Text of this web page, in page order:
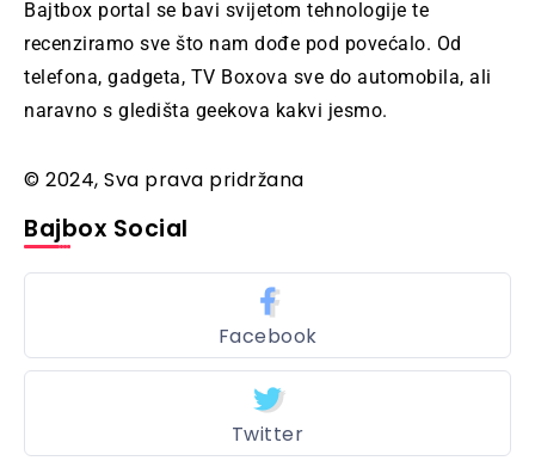
Bajtbox portal se bavi svijetom tehnologije te
recenziramo sve što nam dođe pod povećalo. Od
telefona, gadgeta, TV Boxova sve do automobila, ali
naravno s gledišta geekova kakvi jesmo.
© 2024, Sva prava pridržana
Bajbox Social
Facebook
Twitter